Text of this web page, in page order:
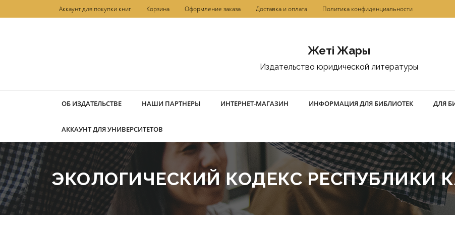
к
Аккаунт для покупки книг Корзина Оформление заказа Доставка и оплата Политика конфиденциальности
Жетi Жарғы
Издательство юридической литературы
ОБ ИЗДАТЕЛЬСТВЕ НАШИ ПАРТНЕРЫ ИНТЕРНЕТ-МАГАЗИН ИНФОРМАЦИЯ ДЛЯ БИБЛИОТЕК ДЛЯ
АККАУНТ ДЛЯ УНИВЕРСИТЕТОВ
ЭКОЛОГИЧЕСКИЙ КОДЕКС РЕСПУБЛИКИ